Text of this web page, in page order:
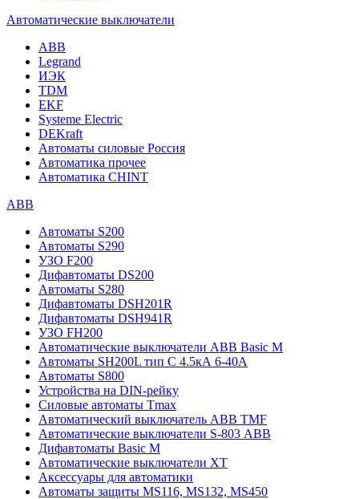
Автоматические выключатели
ABB
Legrand
ИЭК
TDM
EKF
Systeme Electric
DEKraft
Автоматы силовые Россия
Автоматика прочее
Автоматика CHINT
ABB
Автоматы S200
Автоматы S290
УЗО F200
Дифавтоматы DS200
Автоматы S280
Дифавтоматы DSH201R
Дифавтоматы DSH941R
УЗО FH200
Автоматические выключатели ABB Basic M
Автоматы SH200L тип С 4.5кА 6-40А
Автоматы S800
Устройства на DIN-рейку
Силовые автоматы Tmax
Автоматический выключатель ABB TMF
Автоматические выключатели S-803 АВВ
Дифавтоматы Basic M
Автоматические выключатели XT
Аксессуары для автоматики
Автоматы защиты MS116, MS132, MS450